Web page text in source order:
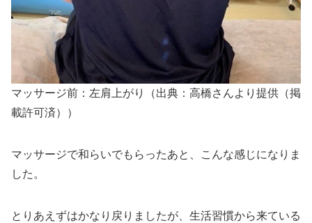
マッサージ前：左肩上がり（出典：高橋さんより提供（掲
載許可済））
マッサージで和らいでもらったあと、こんな感じになりま
した。
とりあえずはかなり戻りましたが、生活習慣から来ている